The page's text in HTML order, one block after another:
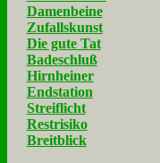
Damenbeine
Zufallskunst
Die gute Tat
Badeschluß
Hirnheiner
Endstation
Streiflicht
Restrisiko
Breitblick